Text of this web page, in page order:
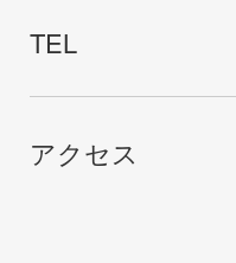
TEL
アクセス